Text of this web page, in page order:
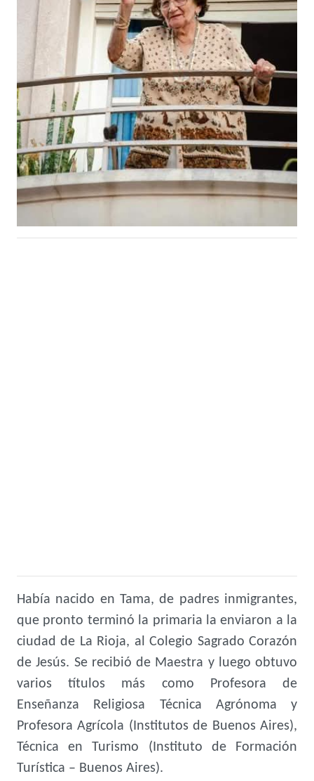
Había nacido en Tama, de padres inmigrantes,
que pronto terminó la primaria la enviaron a la
ciudad de La Rioja, al Colegio Sagrado Corazón
de Jesús. Se recibió de Maestra y luego obtuvo
varios títulos más como Profesora de
Enseñanza Religiosa Técnica Agrónoma y
Profesora Agrícola (Institutos de Buenos Aires),
Técnica en Turismo (Instituto de Formación
Turística – Buenos Aires).